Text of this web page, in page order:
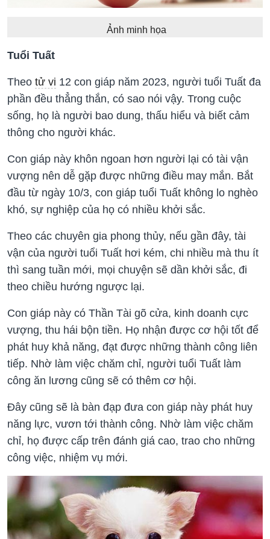
Ảnh minh họa
Tuổi Tuất
Theo tử vi 12 con giáp năm 2023, người tuổi Tuất đa
phần đều thẳng thắn, có sao nói vậy. Trong cuộc
sống, họ là người bao dung, thấu hiểu và biết cảm
thông cho người khác.
Con giáp này khôn ngoan hơn người lại có tài vận
vượng nên dễ gặp được những điều may mắn. Bắt
đầu từ ngày 10/3, con giáp tuổi Tuất không lo nghèo
khó, sự nghiệp của họ có nhiều khởi sắc.
Theo các chuyên gia phong thủy, nếu gần đây, tài
vận của người tuổi Tuất hơi kém, chi nhiều mà thu ít
thì sang tuần mới, mọi chuyện sẽ dần khởi sắc, đi
theo chiều hướng ngược lại.
Con giáp này có Thần Tài gõ cửa, kinh doanh cực
vượng, thu hái bộn tiền. Họ nhận được cơ hội tốt để
phát huy khả năng, đạt được những thành công liên
tiếp. Nhờ làm việc chăm chỉ, người tuổi Tuất làm
công ăn lương cũng sẽ có thêm cơ hội.
Đây cũng sẽ là bàn đạp đưa con giáp này phát huy
năng lực, vươn tới thành công. Nhờ làm việc chăm
chỉ, họ được cấp trên đánh giá cao, trao cho những
công việc, nhiệm vụ mới.